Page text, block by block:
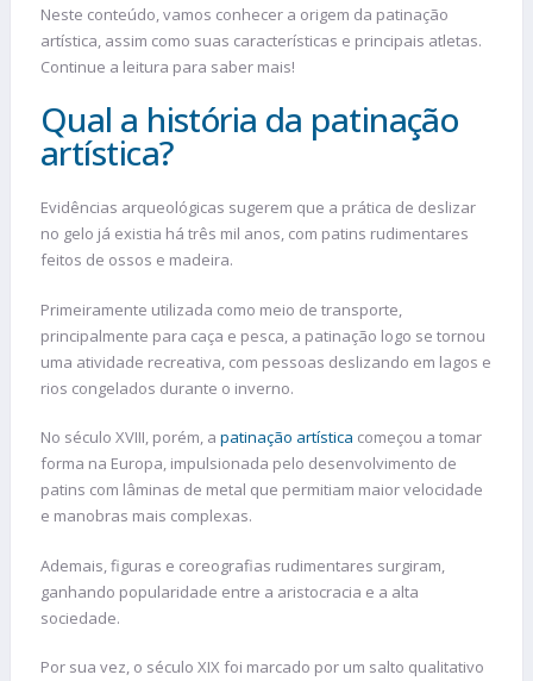
Neste conteúdo, vamos conhecer a origem da patinação
artística, assim como suas características e principais atletas.
Continue a leitura para saber mais!
Qual a história da patinação
artística?
Evidências arqueológicas sugerem que a prática de deslizar
no gelo já existia há três mil anos, com patins rudimentares
feitos de ossos e madeira.
Primeiramente utilizada como meio de transporte,
principalmente para caça e pesca, a patinação logo se tornou
uma atividade recreativa, com pessoas deslizando em lagos e
rios congelados durante o inverno.
No século XVIII, porém, a patinação artística começou a tomar
forma na Europa, impulsionada pelo desenvolvimento de
patins com lâminas de metal que permitiam maior velocidade
e manobras mais complexas.
Ademais, figuras e coreografias rudimentares surgiram,
ganhando popularidade entre a aristocracia e a alta
sociedade.
Por sua vez, o século XIX foi marcado por um salto qualitativo